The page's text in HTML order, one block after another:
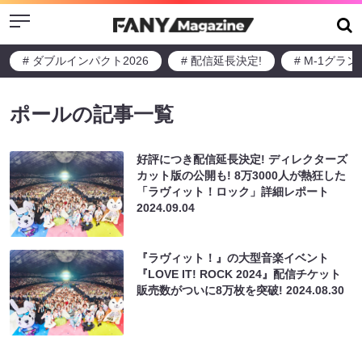
Menu
# ダブルインパクト2026 # 配信延長決定! # M-1グラン
ポールの記事一覧
好評につき配信延長決定! ディレクターズ
カット版の公開も! 8万3000人が熱狂した
「ラヴィット！ロック」詳細レポート
2024.09.04
『ラヴィット！』の大型音楽イベント
『LOVE IT! ROCK 2024』配信チケット
販売数がついに8万枚を突破!2024.08.30